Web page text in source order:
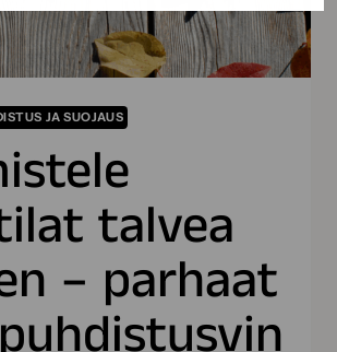
JA SUOJAUS
talvea
– parhaat